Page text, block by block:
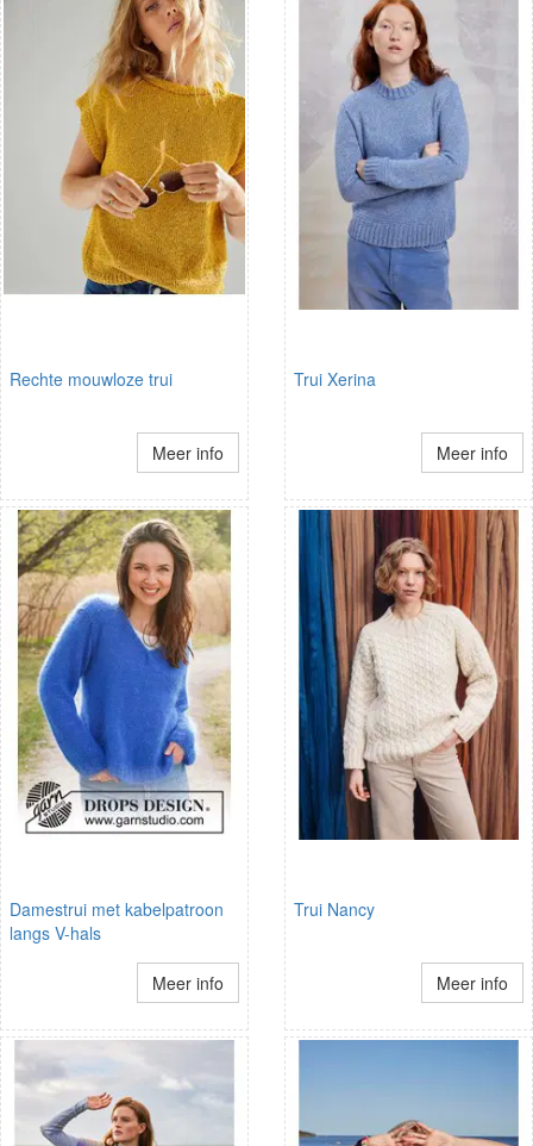
Rechte mouwloze trui
Meer info
Trui Xerina
Meer info
Damestrui met kabelpatroon
langs V-hals
Meer info
Trui Nancy
Meer info